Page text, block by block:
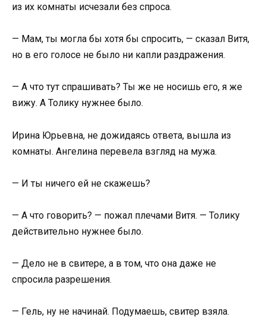
из их комнаты исчезали без спроса.
— Мам, ты могла бы хотя бы спросить, — сказал Витя,
но в его голосе не было ни капли раздражения.
— А что тут спрашивать? Ты же не носишь его, я же
вижу. А Толику нужнее было.
Ирина Юрьевна, не дожидаясь ответа, вышла из
комнаты. Ангелина перевела взгляд на мужа.
— И ты ничего ей не скажешь?
— А что говорить? — пожал плечами Витя. — Толику
действительно нужнее было.
— Дело не в свитере, а в том, что она даже не
спросила разрешения.
— Гель, ну не начинай. Подумаешь, свитер взяла.